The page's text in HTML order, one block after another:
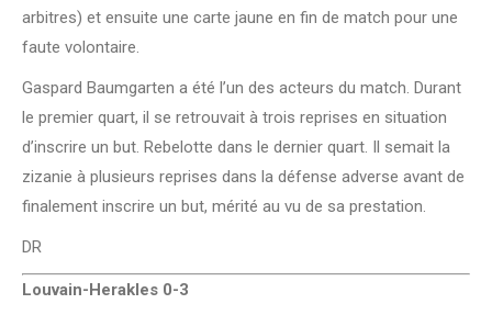
arbitres) et ensuite une carte jaune en fin de match pour une
faute volontaire.
Gaspard Baumgarten a été l’un des acteurs du match. Durant
le premier quart, il se retrouvait à trois reprises en situation
d’inscrire un but. Rebelotte dans le dernier quart. Il semait la
zizanie à plusieurs reprises dans la défense adverse avant de
finalement inscrire un but, mérité au vu de sa prestation.
DR
Louvain-Herakles 0-3